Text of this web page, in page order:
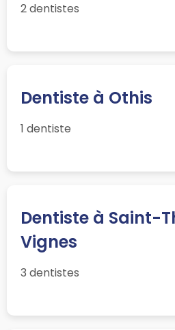
2 dentistes
Dentiste à Othis
1 dentiste
Dentiste à Saint-
Vignes
3 dentistes